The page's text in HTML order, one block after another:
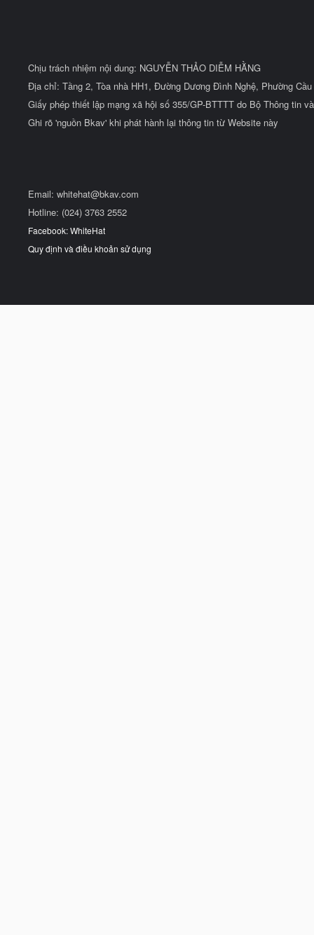
Chịu trách nhiệm nội dung: NGUYỄN THẢO DIỄM HẰNG
Địa chỉ: Tầng 2, Tòa nhà HH1, Đường Dương Đình Nghệ, Phường
Giấy phép thiết lập mạng xã hội số 355/GP-BTTTT do Bộ Thông tin
Ghi rõ 'nguồn Bkav' khi phát hành lại thông tin từ Website này
Email: whitehat@bkav.com
Hotline: (024) 3763 2552
Facebook: WhiteHat
Quy định và điều khoản sử dụng